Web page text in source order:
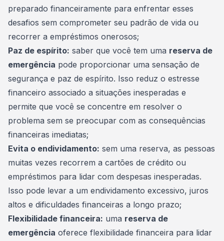
preparado financeiramente para enfrentar esses
desafios sem comprometer seu padrão de vida ou
recorrer a empréstimos onerosos;
Paz de espírito: saber que você tem uma reserva de
emergência pode proporcionar uma sensação de
segurança e paz de espírito. Isso reduz o estresse
financeiro associado a situações inesperadas e
permite que você se concentre em resolver o
problema sem se preocupar com as consequências
financeiras imediatas;
Evita o endividamento: sem uma reserva, as pessoas
muitas vezes recorrem a cartões de crédito ou
empréstimos para lidar com despesas inesperadas.
Isso pode levar a um endividamento excessivo, juros
altos e dificuldades financeiras a longo prazo;
Flexibilidade financeira: uma reserva de
emergência oferece flexibilidade financeira para lidar